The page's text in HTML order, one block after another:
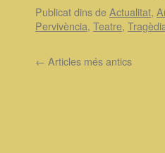
Publicat dins deActualitat,
Pervivència, Teatre,
← Articles més antics